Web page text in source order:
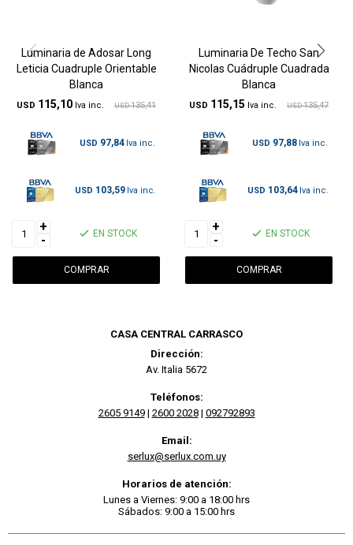
Luminaria de Adosar Long
Leticia Cuadruple Orientable
Blanca
USD 115,10 USD 135,41
USD 97,84
USD 103,59
+
-
EN STOCK
Luminaria De Techo San
Nicolas Cuádruple Cuadrada
Blanca
USD 115,15 USD 135,47
USD 97,88
USD 103,64
+
-
EN STOCK
CASA CENTRAL CARRASCO
Dirección:
Av. Italia 5672
Teléfonos:
2605 9149| 2600 2028| 092792893
Email:
serlux@serlux.com.uy
Horarios de atención:
Lunes a Viernes: 9:00 a 18:00 hrs
Sábados: 9:00 a 15:00 hrs